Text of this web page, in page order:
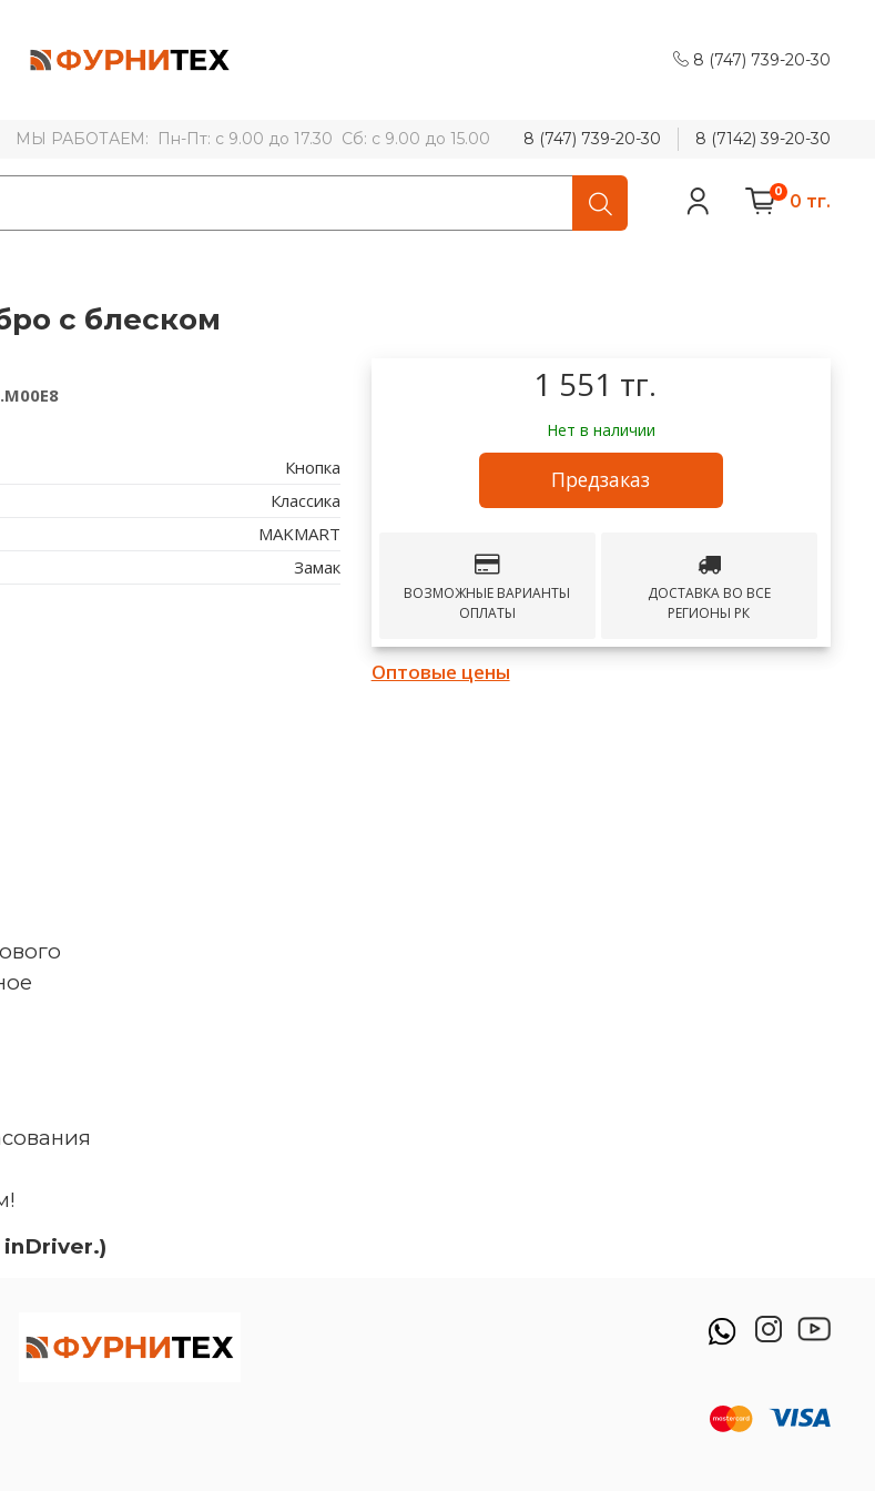
8 (747) 739-20-30
МЫ РАБОТАЕМ: Пн-Пт: с 9.00 до 17.30 Сб: с 9.00 до 15.00 8 (747) 739-20-30 8 (7142) 39-20-30
0 0 тг.
с блеском
Кнопка
Классика
MAKMART
Замак
1 551 тг.
Нет в наличии
Предзаказ
ВОЗМОЖНЫЕ ВАРИАНТЫ
ОПЛАТЫ
ДОСТАВКА ВО ВСЕ
РЕГИОНЫ РК
Оптовые цены
inDriver.)